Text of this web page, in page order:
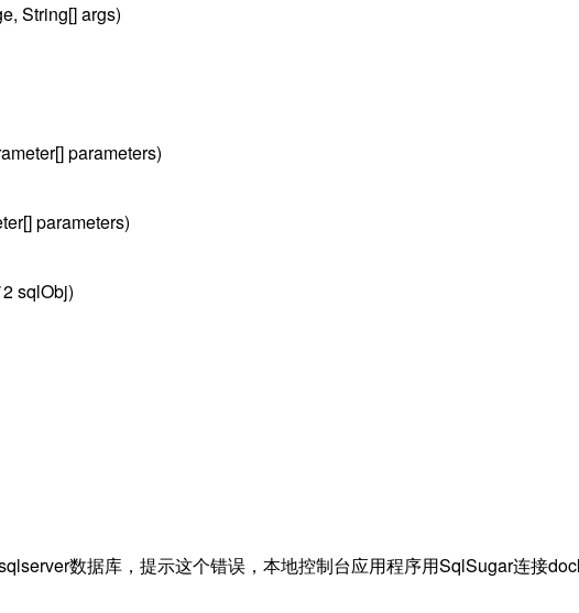
String[] args)
parameters)
parameters)
sqlObj)
数据库，提示这个错误，本地控制台应用程序用SqlSugar连接